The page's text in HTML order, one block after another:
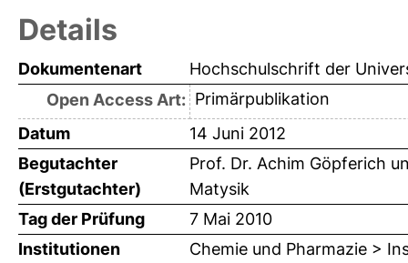
Details
Dokumentenart
Hochschulschrift der
Open Access Art: Primärpublikation
Datum
14 Juni 2012
Begutachter
(Erstgutachter)
Prof. Dr. Achim Göpferich
Matysik
Tag der Prüfung
7 Mai 2010
Institutionen
Chemie und Pharmazie >